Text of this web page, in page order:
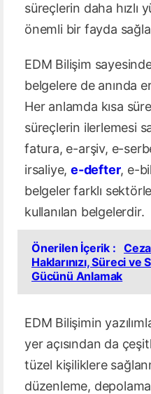
süreçlerin daha hızlı
önemli bir fayda
EDM Bilişim
belgelere de anında
Her anlamda kısa
süreçlerin ilerlemesi
fatura, e-arşiv, e-
irsaliye, e-defter, e-
belgeler farklı
kullanılan belgelerdir.
Önerilen İçerik :
Haklarınızı, Süreci ve
Gücünü Anlamak
EDM Bilişimin
yer açısından da
tüzel kişiliklere
düzenleme,